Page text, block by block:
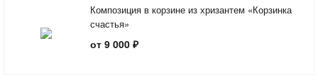
Композиция в корзине из хризантем «Корзинка
счастья»
от 9 000 ₽